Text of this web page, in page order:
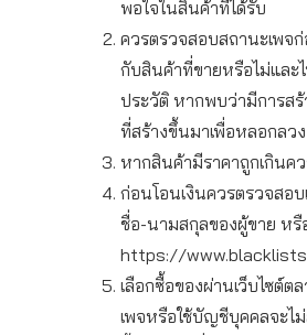
พอใจในสินค้าที่ได้รับ
ควรตรวจสอบสถานะเพจ
กับสินค้าที่ขายหรือไม่และไ
ประวัติ หากพบว่ามีการสร้
ที่สร้างขึ้นมาเพื่อหลอกลวง
หากสินค้ามีราคาถูกเกินค
ก่อนโอนเงินควรตรวจสอ
ชื่อ-นามสกุลของผู้ขาย หรื
https://
เลือกซื้อของผ่านเว็บไซต์
เพจหรือใช้บัญชีบุคคลจะไ